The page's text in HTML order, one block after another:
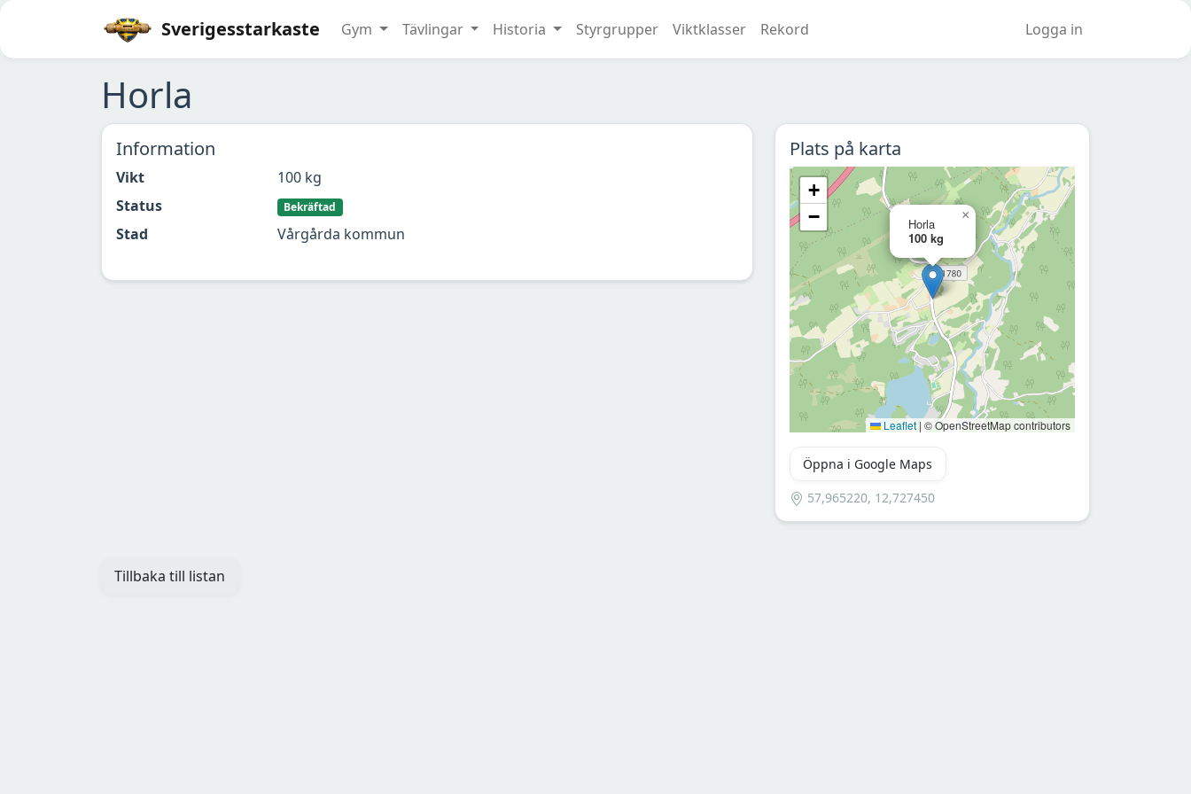
Sverigesstarkaste Gym Tävlingar Historia Styrgrupper Viktklasser Rekord Logga in
Horla
Information
Vikt
100 kg
Status
Bekräftad
Stad Vårgårda kommun
Plats på karta
Horla
100 kg
×
+
−
Leaflet | © OpenStreetMap contributors
Öppna i Google Maps
57,965220, 12,727450
Tillbaka till listan